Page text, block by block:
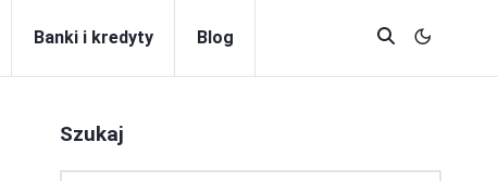
Banki i kredyty Blog
Szukaj